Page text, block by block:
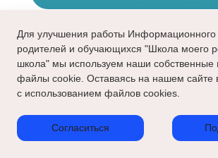
Для улучшения работы Информационного
родителей и обучающихся "Школа моего
школа" мы используем наши собственные
файлы cookie. Оставаясь на нашем сайте
с использованием файлов cookies.
Согласиться